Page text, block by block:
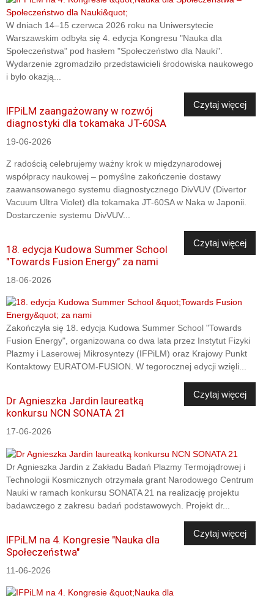
W dniach 14–15 czerwca 2026 roku na Uniwersytecie
Warszawskim odbyła się 4. edycja Kongresu "Nauka dla
Społeczeństwa" pod hasłem "Społeczeństwo dla Nauki".
Wydarzenie zgromadziło przedstawicieli środowiska naukowego
i było okazją...
Czytaj więcej
IFPiLM zaangażowany w rozwój
diagnostyki dla tokamaka JT-60SA
19-06-2026
Z radością celebrujemy ważny krok w międzynarodowej
współpracy naukowej – pomyślne zakończenie dostawy
zaawansowanego systemu diagnostycznego DivVUV (Divertor
Vacuum Ultra Violet) dla tokamaka JT-60SA w Naka w Japonii.
Dostarczenie systemu DivVUV...
Czytaj więcej
18. edycja Kudowa Summer School
"Towards Fusion Energy" za nami
18-06-2026
Zakończyła się 18. edycja Kudowa Summer School "Towards
Fusion Energy", organizowana co dwa lata przez Instytut Fizyki
Plazmy i Laserowej Mikrosyntezy (IFPiLM) oraz Krajowy Punkt
Kontaktowy EURATOM-FUSION. W tegorocznej edycji wzięli...
Czytaj więcej
Dr Agnieszka Jardin laureatką
konkursu NCN SONATA 21
17-06-2026
Dr Agnieszka Jardin z Zakładu Badań Plazmy Termojądrowej i
Technologii Kosmicznych otrzymała grant Narodowego Centrum
Nauki w ramach konkursu SONATA 21 na realizację projektu
badawczego z zakresu badań podstawowych. Projekt dr...
Czytaj więcej
IFPiLM na 4. Kongresie "Nauka dla
Społeczeństwa"
11-06-2026